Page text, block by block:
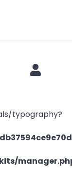
typography?